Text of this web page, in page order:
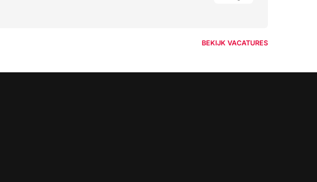
BEKIJK VACATURES